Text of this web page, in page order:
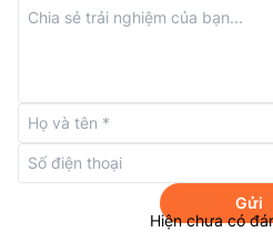
Gửi
Hiện chưa có